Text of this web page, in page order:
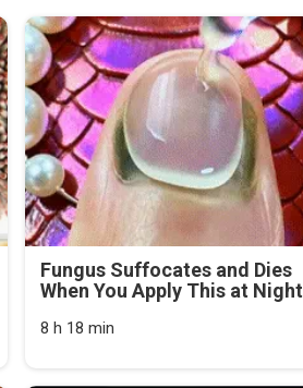
Fungus Suffocates and Dies
When You Apply This at Night
8 h 18 min